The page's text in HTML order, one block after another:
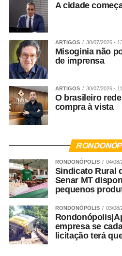
A cidade
ARTIGOS 30/07/2026 -
Misoginia não
de imprensa
ARTIGOS 30/07/2026 -
O brasileiro
compra à vista
RONDONÓPOLIS 04/08/
Sindicato Rural
Senar MT
pequenos
RONDONÓPOLIS 03/08/
empresa se
licitação terá